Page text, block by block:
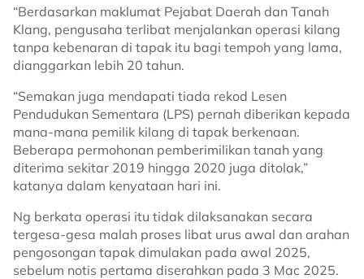
“Berdasarkan maklumat Pejabat Daerah dan Tanah
Klang, pengusaha terlibat menjalankan operasi kilang
tanpa kebenaran di tapak itu bagi tempoh yang lama,
dianggarkan lebih 20 tahun.
“Semakan juga mendapati tiada rekod Lesen
Pendudukan Sementara (LPS) pernah diberikan kepada
mana-mana pemilik kilang di tapak berkenaan.
Beberapa permohonan pemberimilikan tanah yang
diterima sekitar 2019 hingga 2020 juga ditolak,”
katanya dalam kenyataan hari ini.
Ng berkata operasi itu tidak dilaksanakan secara
tergesa-gesa malah proses libat urus awal dan arahan
pengosongan tapak dimulakan pada awal 2025,
sebelum notis pertama diserahkan pada 3 Mac 2025.